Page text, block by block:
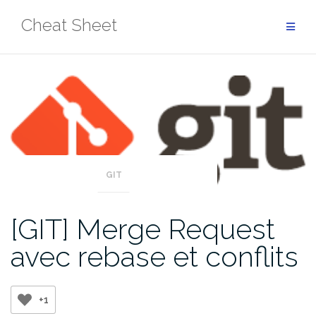
Cheat Sheet
GIT
[GIT] Merge Request
avec rebase et conflits
+1